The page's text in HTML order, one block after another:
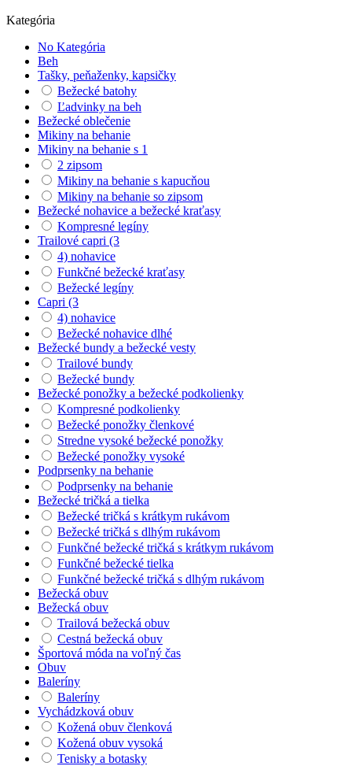
Kategória
No Kategória
Beh
Tašky, peňaženky, kapsičky
Bežecké batohy
Ľadvinky na beh
Bežecké oblečenie
Mikiny na behanie
Mikiny na behanie s 1
2 zipsom
Mikiny na behanie s kapucňou
Mikiny na behanie so zipsom
Bežecké nohavice a bežecké kraťasy
Kompresné legíny
Trailové capri (3
4) nohavice
Funkčné bežecké kraťasy
Bežecké legíny
Capri (3
4) nohavice
Bežecké nohavice dlhé
Bežecké bundy a bežecké vesty
Trailové bundy
Bežecké bundy
Bežecké ponožky a bežecké podkolienky
Kompresné podkolienky
Bežecké ponožky členkové
Stredne vysoké bežecké ponožky
Bežecké ponožky vysoké
Podprsenky na behanie
Podprsenky na behanie
Bežecké tričká a tielka
Bežecké tričká s krátkym rukávom
Bežecké tričká s dlhým rukávom
Funkčné bežecké tričká s krátkym rukávom
Funkčné bežecké tielka
Funkčné bežecké tričká s dlhým rukávom
Bežecká obuv
Bežecká obuv
Trailová bežecká obuv
Cestná bežecká obuv
Športová móda na voľný čas
Obuv
Baleríny
Baleríny
Vychádzková obuv
Kožená obuv členková
Kožená obuv vysoká
Tenisky a botasky